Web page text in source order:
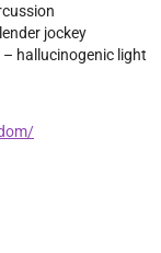
jockey
– hallucinogenic light